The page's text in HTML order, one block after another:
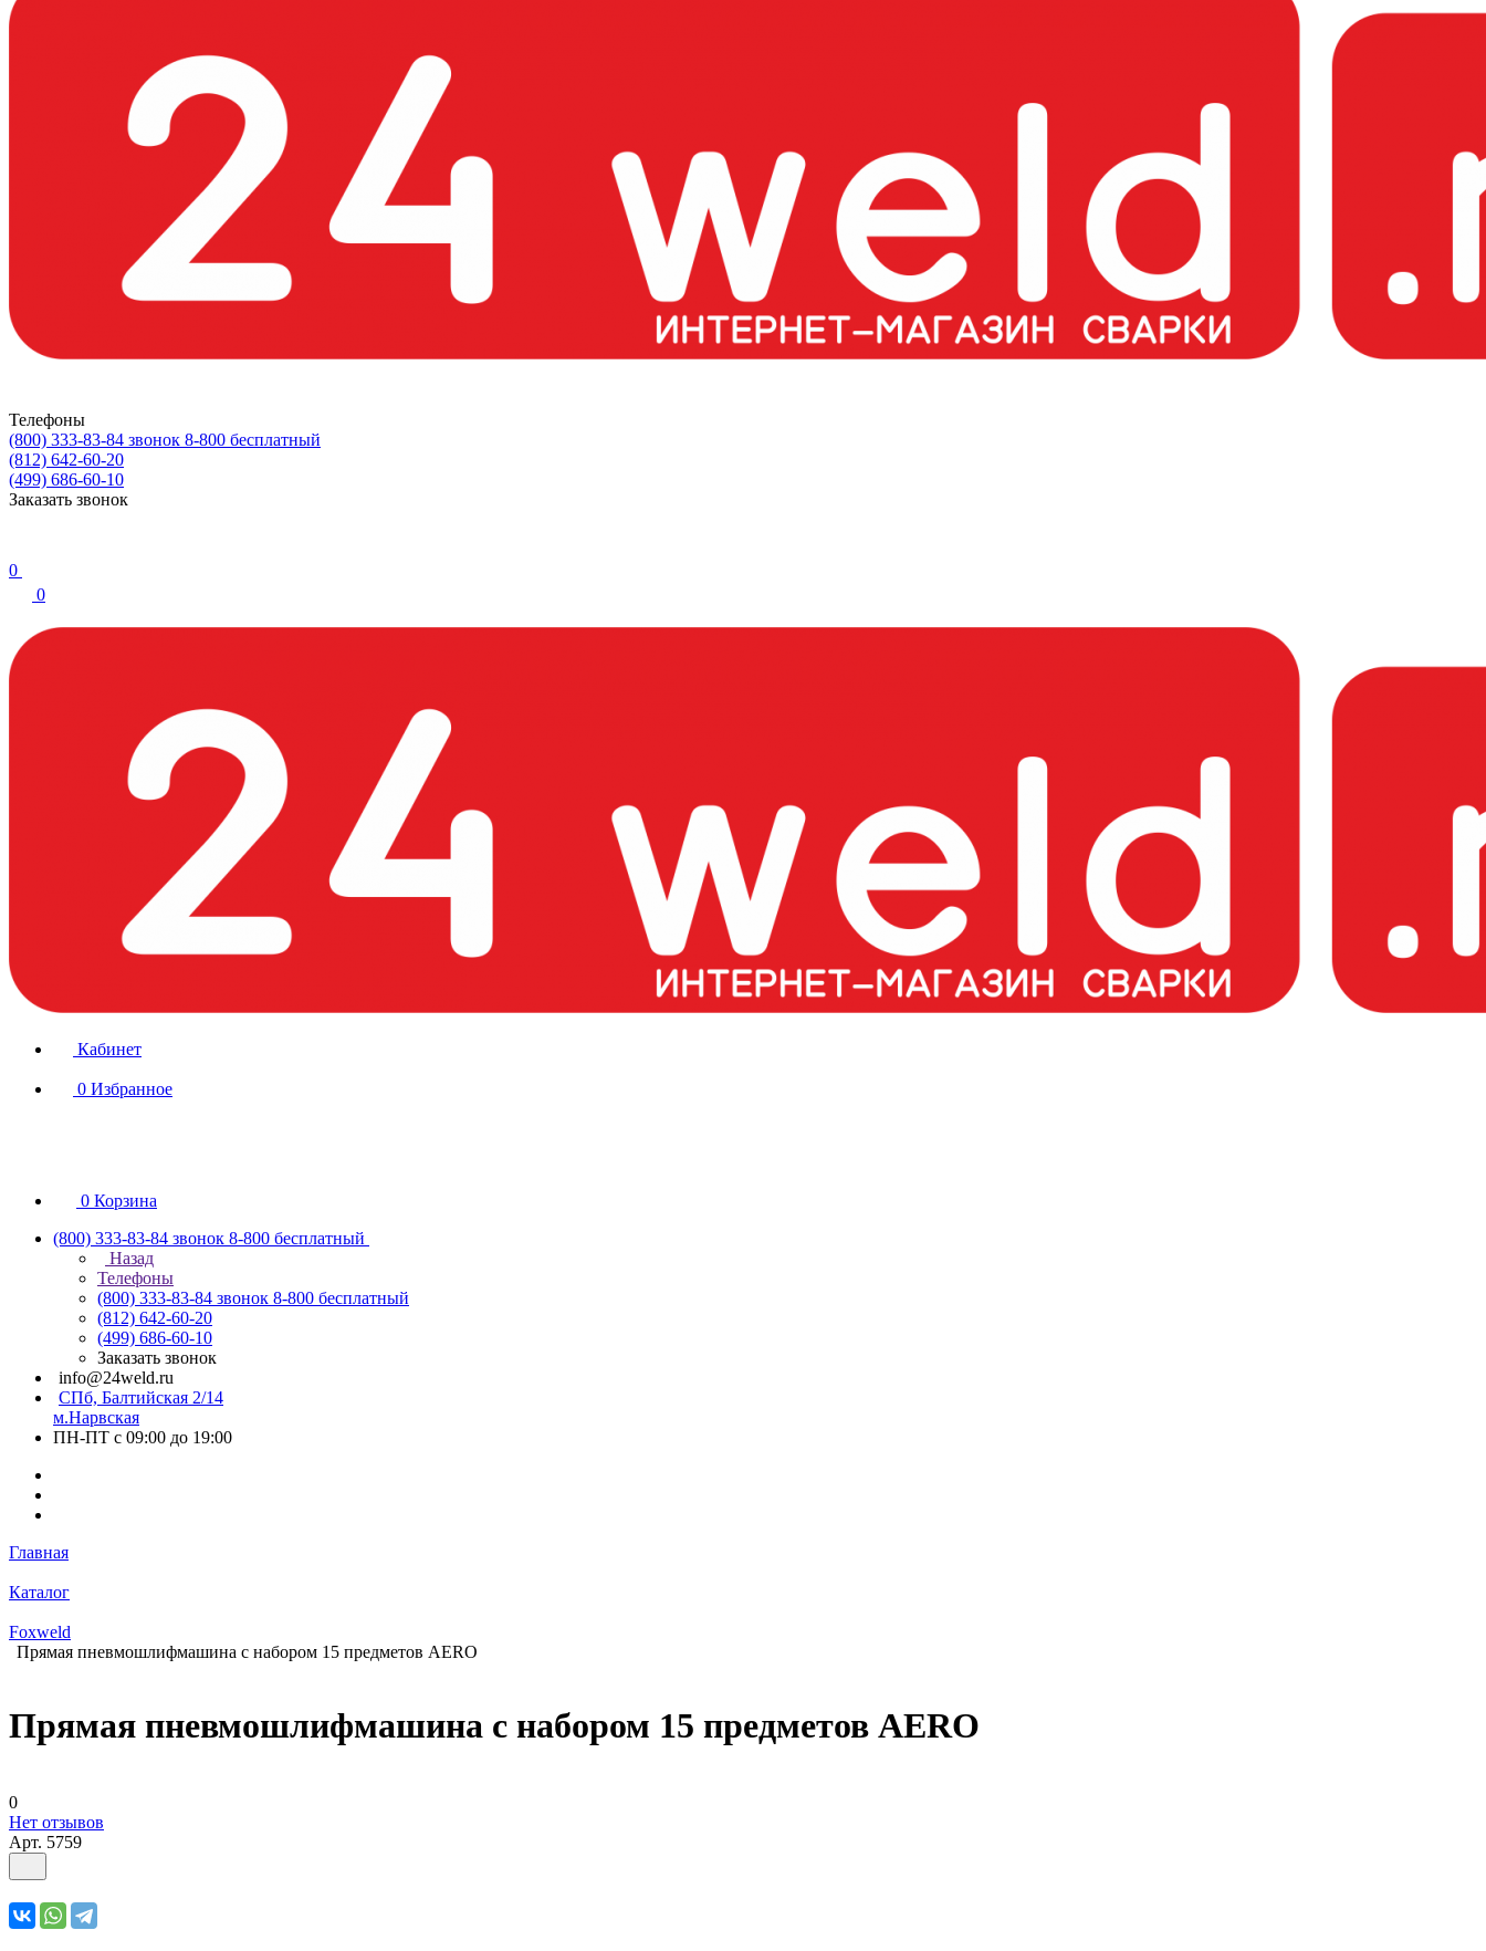
Телефоны
(800) 333-83-84 звонок 8-800 бесплатный
(812) 642-60-20
(499) 686-60-10
Заказать звонок
0
0
Кабинет
0 Избранное
0 Корзина
(800) 333-83-84 звонок 8-800 бесплатный
Назад
Телефоны
(800) 333-83-84 звонок 8-800 бесплатный
(812) 642-60-20
(499) 686-60-10
Заказать звонок
info@24weld.ru
СПб, Балтийская 2/14
м.Нарвская
ПН-ПТ с 09:00 до 19:00
Главная
Каталог
Foxweld
Прямая пневмошлифмашина с набором 15 предметов AERO
Прямая пневмошлифмашина с набором 15 предметов AERO
0
Нет отзывов
Арт. 5759